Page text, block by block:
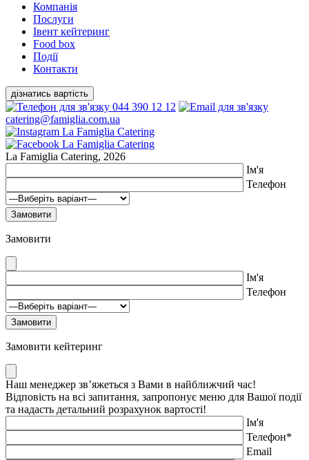
Компанiя
Послуги
Івент кейтеринг
Food box
Події
Контакти
дізнатись вартість
044 390 12 12
catering@famiglia.com.ua
La Famiglia Catering, 2026
Ім'я
Телефон
Замовити
Ім'я
Телефон
Замовити кейтеринг
Наш менеджер зв’яжеться з Вами в найближчий час!
Відповість на всі запитання, запропонує меню для Вашої події
та надасть детальний розрахунок вартості!
Ім'я
Телефон*
Email